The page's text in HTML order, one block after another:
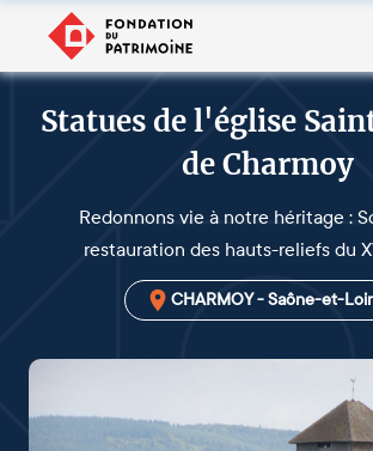
Statues de l'église
de Charmoy
Redonnons vie à notre héritage :
restauration des hauts-reliefs du
CHARMOY - Saône-et-